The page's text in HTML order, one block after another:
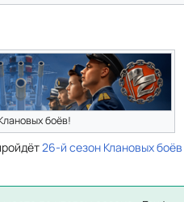
боёв!
26-й сезон Клановых боёв